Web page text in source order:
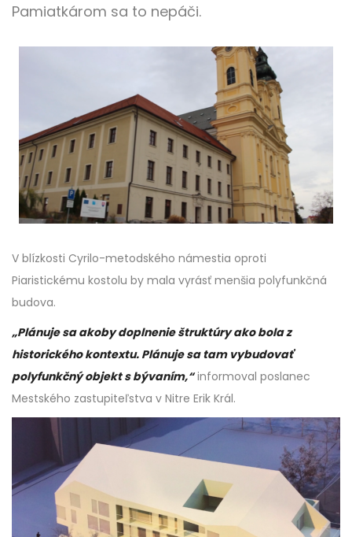
Pamiatkárom sa to nepáči.
V blízkosti Cyrilo-metodského námestia oproti
Piaristickému kostolu by mala vyrásť menšia polyfunkčná
budova.
„Plánuje sa akoby doplnenie štruktúry ako bola z
historického kontextu. Plánuje sa tam vybudovať
polyfunkčný objekt s bývaním,“informoval poslanec
Mestského zastupiteľstva v Nitre Erik Král.